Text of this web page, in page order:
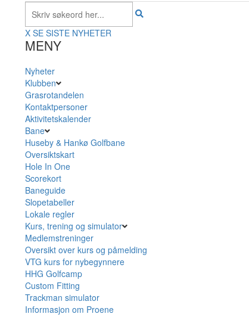
X SE SISTE NYHETER
MENY
Nyheter
Klubben
Grasrotandelen
Kontaktpersoner
Aktivitetskalender
Bane
Huseby & Hankø Golfbane
Oversiktskart
Hole In One
Scorekort
Baneguide
Slopetabeller
Lokale regler
Kurs, trening og simulator
Medlemstreninger
Oversikt over kurs og påmelding
VTG kurs for nybegynnere
HHG Golfcamp
Custom Fitting
Trackman simulator
Informasjon om Proene